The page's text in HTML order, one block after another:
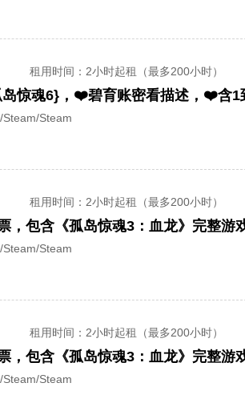
租用时间 ：2小时起租（最多200小时）
Steam
租用时间 ：2小时起租（最多200小时）
Steam
租用时间 ：2小时起租（最多200小时）
，包含《孤岛惊魂3：血龙》完整游
Steam